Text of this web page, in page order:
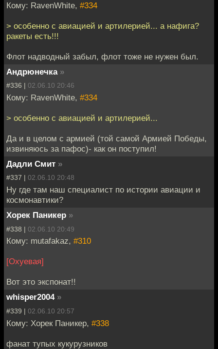
Кому: RavenWhite, #334
> особенно с авиацией и артилерией... а нафига?
ракеты есть!!!
Флот надводный забыл, флот тоже не нужен был.
Андрюнечка »
#336 | 02.06.10 20:46
Кому: RavenWhite, #334
> особенно с авиацией и артилерией...
Да и в целом с армией (той самой Армией Победы,
извиняюсь за пафос)- как он поступил!
Дадли Смит »
#337 | 02.06.10 20:48
Ну где там наш специалист по истории авиации и
космонавтики?
Хорек Паникер »
#338 | 02.06.10 20:49
Кому: mutafakaz, #310
[Охуевая]
Вот это экспонат!!
whisper2004 »
#339 | 02.06.10 20:57
Кому: Хорек Паникер, #338
фанат тупых кукурузников